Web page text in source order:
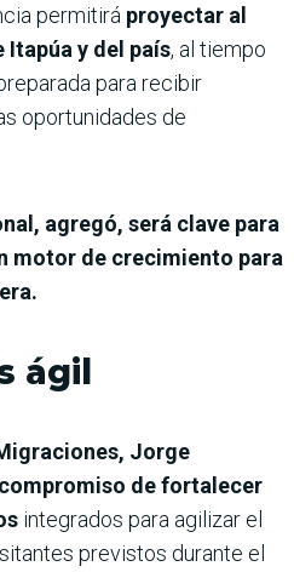
permitirá proyectar al
y del país, al tiempo
para recibir
oportunidades de
agregó, será clave para
motor de crecimiento para
ágil
Jorge
de fortalecer
integrados para agilizar el
previstos durante el